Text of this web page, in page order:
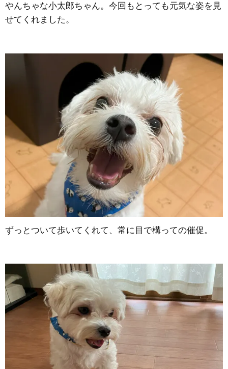
やんちゃな小太郎ちゃん。今回もとっても元気な姿を見
せてくれました。
ずっとついて歩いてくれて、常に目で構っての催促。